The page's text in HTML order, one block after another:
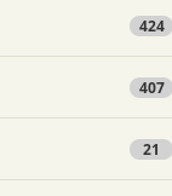
424
407
21